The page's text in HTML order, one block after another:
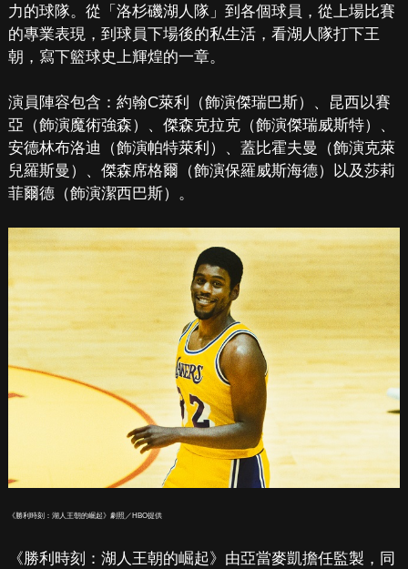
力的球隊。從「洛杉磯湖人隊」到各個球員，從上場比賽
的專業表現，到球員下場後的私生活，看湖人隊打下王
朝，寫下籃球史上輝煌的一章。
演員陣容包含：約翰C萊利（飾演傑瑞巴斯）、昆西以賽
亞（飾演魔術強森）、傑森克拉克（飾演傑瑞威斯特）、
安德林布洛迪（飾演帕特萊利）、蓋比霍夫曼（飾演克萊
兒羅斯曼）、傑森席格爾（飾演保羅威斯海德）以及莎莉
菲爾德（飾演潔西巴斯）。
《勝利時刻：湖人王朝的崛起》劇照／HBO提供
《勝利時刻：湖人王朝的崛起》由亞當麥凱擔任監製，同